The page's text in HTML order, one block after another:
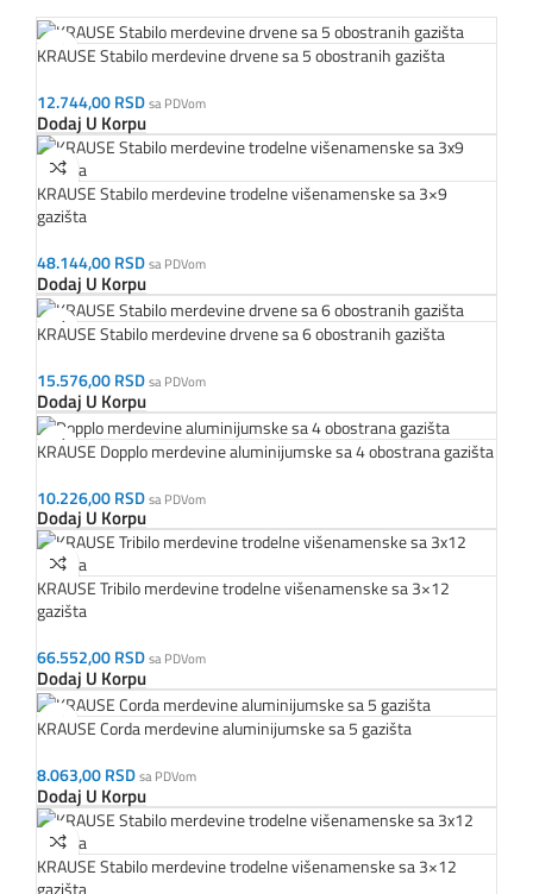
KRAUSE Stabilo merdevine drvene sa 5 obostranih gazišta
12.744,00RSDsa PDVom
Dodaj U Korpu
KRAUSE Stabilo merdevine trodelne višenamenske sa 3×9
gazišta
48.144,00RSDsa PDVom
Dodaj U Korpu
KRAUSE Stabilo merdevine drvene sa 6 obostranih gazišta
15.576,00RSDsa PDVom
Dodaj U Korpu
KRAUSE Dopplo merdevine aluminijumske sa 4 obostrana gazišta
10.226,00RSDsa PDVom
Dodaj U Korpu
KRAUSE Tribilo merdevine trodelne višenamenske sa 3×12
gazišta
66.552,00RSDsa PDVom
Dodaj U Korpu
KRAUSE Corda merdevine aluminijumske sa 5 gazišta
8.063,00RSDsa PDVom
Dodaj U Korpu
KRAUSE Stabilo merdevine trodelne višenamenske sa 3×12
gazišta